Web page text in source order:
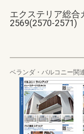
エクステリア総合
2569(2570-2571)
ベランダ・バルコニー関